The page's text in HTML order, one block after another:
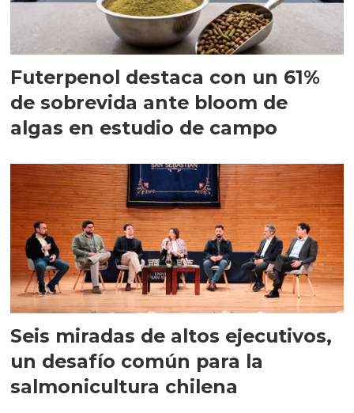
Futerpenol destaca con un 61%
de sobrevida ante bloom de
algas en estudio de campo
Seis miradas de altos ejecutivos,
un desafío común para la
salmonicultura chilena